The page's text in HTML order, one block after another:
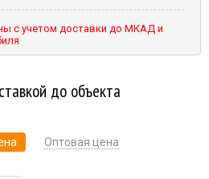
с учетом доставки до МКАД и
до объекта
Оптовая цена